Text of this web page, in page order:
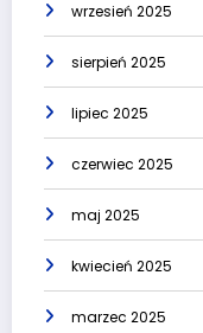
wrzesień 2025
sierpień 2025
lipiec 2025
czerwiec 2025
maj 2025
kwiecień 2025
marzec 2025